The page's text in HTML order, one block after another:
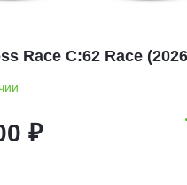
Race C:62 Race
₽